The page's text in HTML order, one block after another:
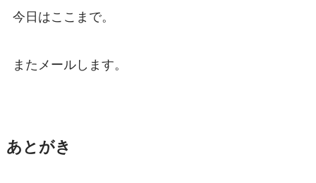
今日はここまで。
またメールします。
あとがき